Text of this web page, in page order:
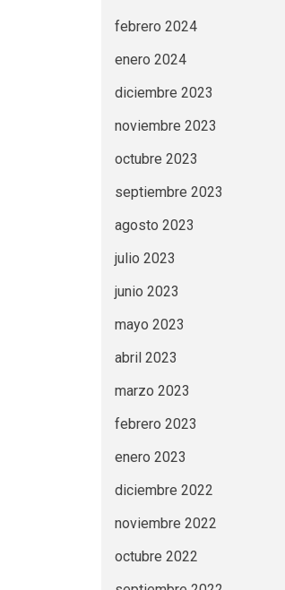
febrero 2024
enero 2024
diciembre 2023
noviembre 2023
octubre 2023
septiembre 2023
agosto 2023
julio 2023
junio 2023
mayo 2023
abril 2023
marzo 2023
febrero 2023
enero 2023
diciembre 2022
noviembre 2022
octubre 2022